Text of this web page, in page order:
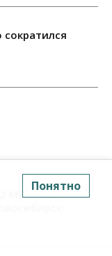
МВт мощности
Понятно